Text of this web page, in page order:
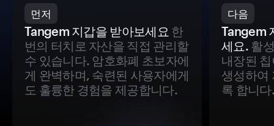
먼저
Tangem 지갑을 받아보세요 한
번의 터치로 자산을 직접 관리할
수 있습니다. 암호화폐 초보자에
게 완벽하며, 숙련된 사용자에게
도 훌륭한 경험을 제공합니다.
다음
Tangem
세요.활
내장된
생성하여
록 합니다.